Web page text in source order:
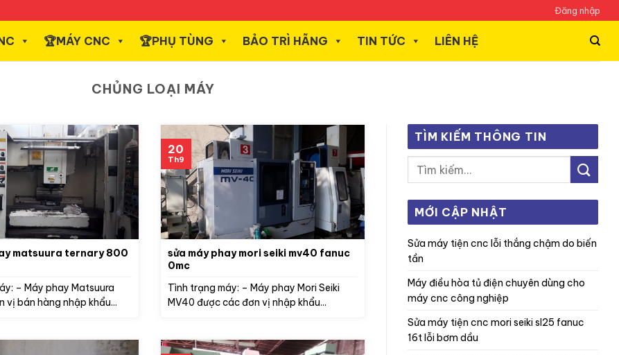
Đăng nhập
️🏆MÁY CNC ️🏆PHỤ TÙNG BẢO TRÌ HÃNG TIN TỨC LIÊN HỆ
CHỦNG LOẠI MÁY
matsuura ternary 800
– Máy phay Matsuura
vị bán hàng nhập khẩu...
sửa máy phay mori seiki mv40 fanuc
0mc
Tình trạng máy: – Máy phay Mori Seiki
MV40 được các đơn vị nhập khẩu...
20
Th9
TÌM KIẾM THÔNG TIN
MỚI CẬP NHẬT
sửa máy tiện cnc lỗi thắng chậm do biến
tần
máy điều hòa tủ điện chuyên dùng cho
máy cnc công nghiệp
sửa máy tiện cnc mori seiki sl25 fanuc
16t lỗi bơm dầu